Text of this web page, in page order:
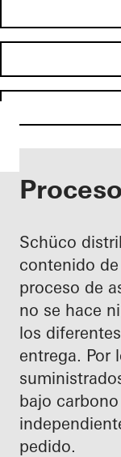
Schüco
contenido
proceso de
no se hace
los
entrega. Por
bajo
pedido.